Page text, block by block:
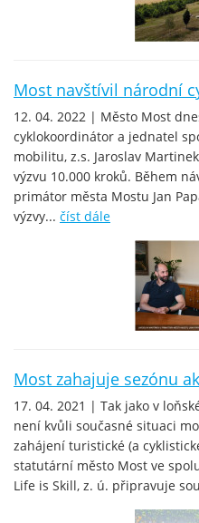
Most navštívil národní
12. 04. 2022 | Město Most
cyklokoordinátor a jednatel
mobilitu, z.s. Jaroslav
výzvu 10.000 kroků. Během
primátor města Mostu Jan
výzvy... číst dále
Most zahajuje sezónu
17. 04. 2021 | Tak jako v
není kvůli současné situaci
zahájení turistické (a
statutární město Most ve
Life is Skill, z. ú. připravuje